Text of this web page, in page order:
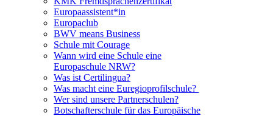
Europaassistent*in
Europaclub
BWV means Business
Schule mit Courage
Wann wird eine Schule eine
Europaschule NRW?
Was ist Certilingua?
Was macht eine Euregioprofilschule?
Wer sind unsere Partnerschulen?
Botschafterschule für das Europäische